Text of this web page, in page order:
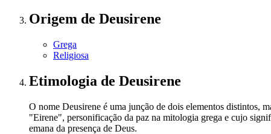
Origem de Deusirene
Grega
Religiosa
Etimologia de Deusirene
O nome Deusirene é uma junção de dois elementos
"Eirene", personificação da paz na mitologia grega e cujo
emana da presença de Deus.